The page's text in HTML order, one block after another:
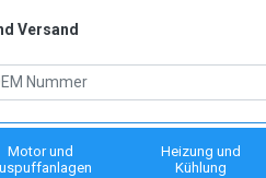
Versand
Motor und
Heizung und
Kühlung